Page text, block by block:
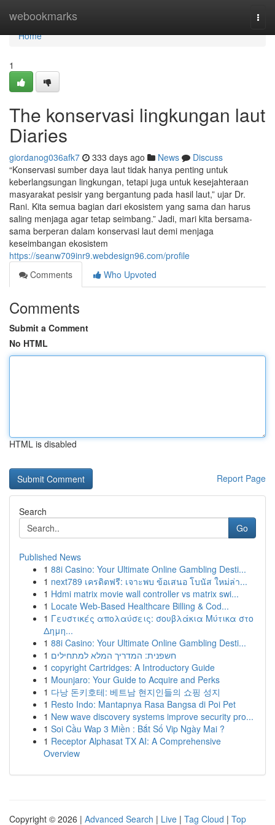
webookmarks
Home
Home
1
The konservasi lingkungan laut
Diaries
giordanog036afk7 333 days ago News
Discuss
“Konservasi sumber daya laut tidak hanya penting untuk
keberlangsungan lingkungan, tetapi juga untuk kesejahteraan
masyarakat pesisir yang bergantung pada hasil laut,” ujar Dr.
Rani. Kita semua bagian dari ekosistem yang sama dan harus
saling menjaga agar tetap seimbang.” Jadi, mari kita bersama-
sama berperan dalam konservasi laut demi menjaga
keseimbangan ekosistem
https://seanw709inr9.webdesign96.com/profile
Comments
Who Upvoted
Comments
Submit a Comment
No HTML
HTML is disabled
Report Page
Search
Go
Published News
1 88i Casino: Your Ultimate Online Gambling Desti...
1 next789 เครดิตฟรี: เจาะพบ ข้อเสนอ โบนัส ใหม่ล่า...
1 Hdmi matrix movie wall controller vs matrix swi...
1 Locate Web-Based Healthcare Billing & Cod...
1 Γευστικές απολαύσεις: σουβλάκια Μύτικα στο
Δημη...
1 88i Casino: Your Ultimate Online Gambling Desti...
1 חשפנית: המדריך המלא למתחילים
1 copyright Cartridges: A Introductory Guide
1 Mounjaro: Your Guide to Acquire and Perks
1 다낭 돈키호테: 베트남 현지인들의 쇼핑 성지
1 Resto Indo: Mantapnya Rasa Bangsa di Poi Pet
1 New wave discovery systems improve security pro...
1 Soi Cầu Wap 3 Miền : Bắt Số Vip Ngày Mai ?
1 Receptor Alphasat TX AI: A Comprehensive
Overview
Copyright © 2026 | Advanced Search | Live | Tag Cloud | Top